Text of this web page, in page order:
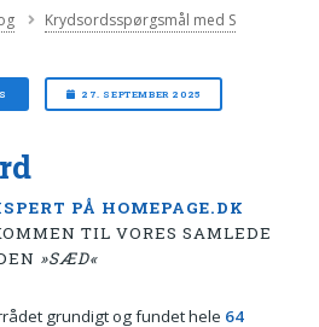
Krydsordsspørgsmål med S
27. SEPTEMBER 2025
PÅ HOMEPAGE.DK
TIL VORES SAMLEDE
»SÆD«
grundigt og fundet hele 64